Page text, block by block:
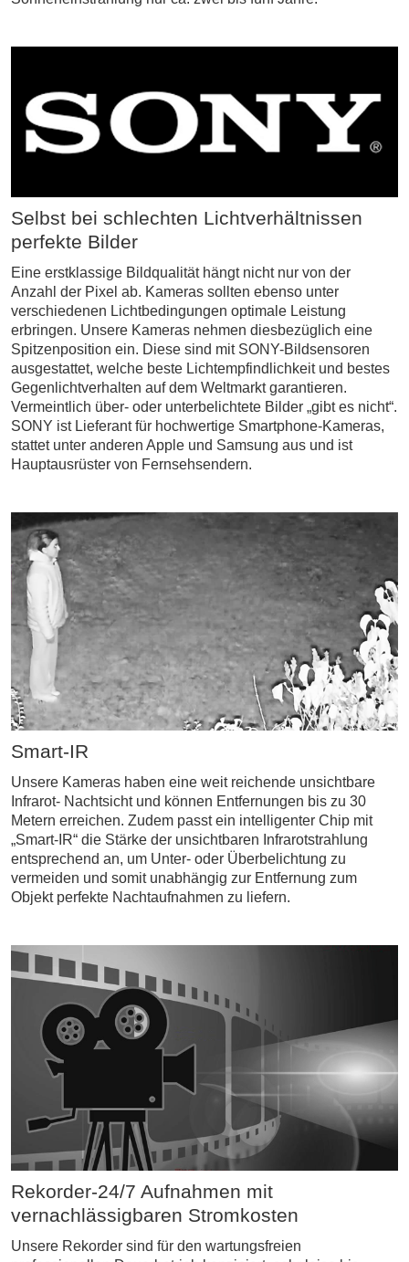
Selbst bei schlechten Lichtverhältnissen
perfekte Bilder
Eine erstklassige Bildqualität hängt nicht nur von der
Anzahl der Pixel ab. Kameras sollten ebenso unter
verschiedenen Lichtbedingungen optimale Leistung
erbringen. Unsere Kameras nehmen diesbezüglich eine
Spitzenposition ein. Diese sind mit SONY-Bildsensoren
ausgestattet, welche beste Lichtempfindlichkeit und bestes
Gegenlichtverhalten auf dem Weltmarkt garantieren.
Vermeintlich über- oder unterbelichtete Bilder „gibt es nicht“.
SONY ist Lieferant für hochwertige Smartphone-Kameras,
stattet unter anderen Apple und Samsung aus und ist
Hauptausrüster von Fernsehsendern.
Smart-IR
Unsere Kameras haben eine weit reichende unsichtbare
Infrarot- Nachtsicht und können Entfernungen bis zu 30
Metern erreichen. Zudem passt ein intelligenter Chip mit
„Smart-IR“ die Stärke der unsichtbaren Infrarotstrahlung
entsprechend an, um Unter- oder Überbelichtung zu
vermeiden und somit unabhängig zur Entfernung zum
Objekt perfekte Nachtaufnahmen zu liefern.
Rekorder-24/7 Aufnahmen mit
vernachlässigbaren Stromkosten
Unsere Rekorder sind für den wartungsfreien